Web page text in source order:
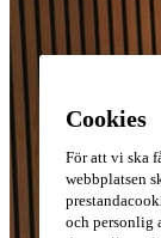
Cookies
För att vi ska
webbplatsen
och personlig